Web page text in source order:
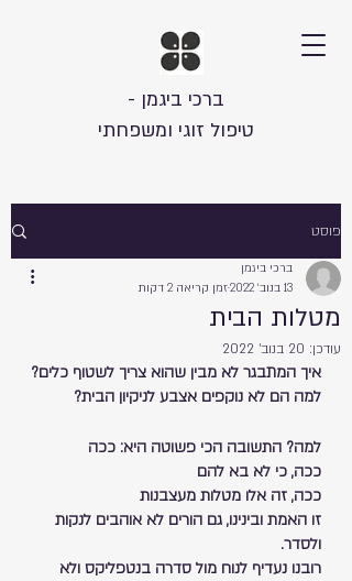
ברכי ביגמן -
טיפול זוגי ומשפחתי
פוסט
מטלות הבית
ברכי ביגמן
13 בנוב׳ 2022
זמן קריאה 2 דקות
עודכן: 20 בנוב׳ 2022
איך המתבגר לא מבין שהוא צריך לשטוף כלים?
למה הם לא נוקפים אצבע לניקיון הבית?
למה? התשובה הכי פשוטה היא: ככה
ככה, כי לא בא להם
ככה, זה אלו מטלות מעצבנות
זו האמת ובינינו, גם הורים לא אוהבים לנקות
ולסדר.
רובנו נעדיף לנוח מול סדרה בנטפליקס ולא